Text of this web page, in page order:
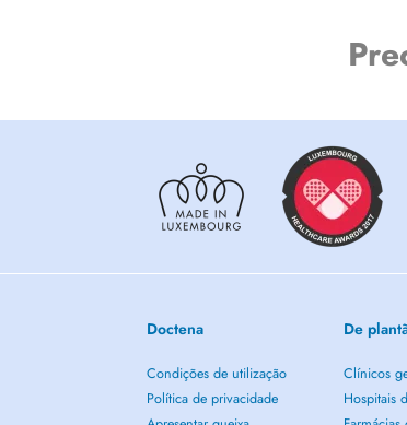
Doctena
Condições de utilização
Política de privacidade
De
Clínicos
Hospitais